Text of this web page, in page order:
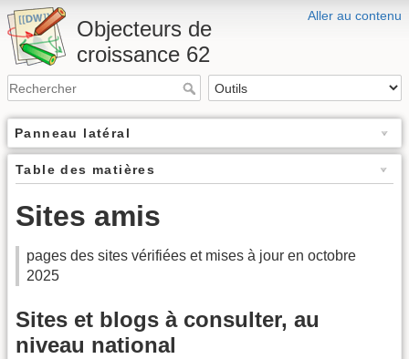
Aller au contenu
Objecteurs de
croissance 62
Panneau latéral
Table des matières
Sites amis
pages des sites vérifiées et mises à jour en octobre
2025
Sites et blogs à consulter, au
niveau national